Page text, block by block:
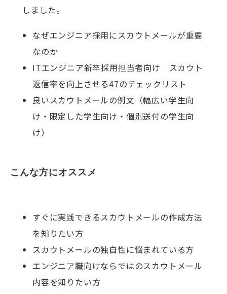
しました。
なぜエンジニア採用にスカウトメールが重要
なのか
ITエンジニア新卒採用担当者向け スカウト
返信率を向上させる47のチェックリスト
良いスカウトメールの例文（幅広い学生向
け・限定した学生向け・個別送付の学生向
け）
こんな方にオススメ
すぐに実践できるスカウトメールの作成方法
を知りたい方
スカウトメールの独自性に悩まれている方
エンジニア職向けならではのスカウトメール
内容を知りたい方